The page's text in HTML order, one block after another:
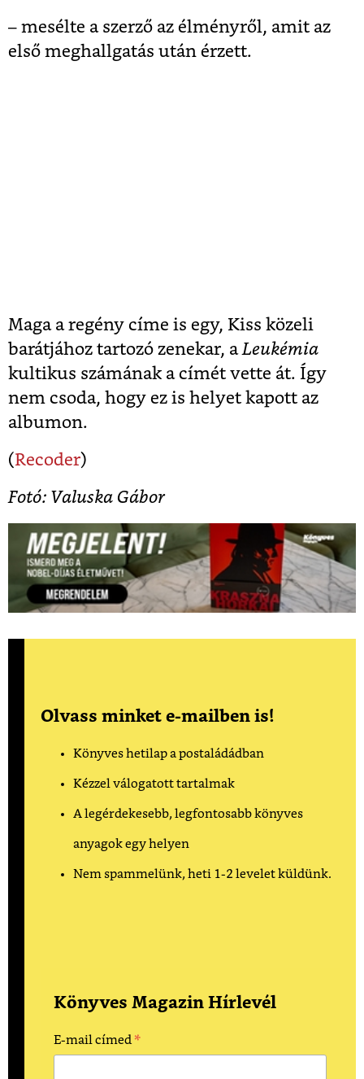
– mesélte a szerző az élményről, amit az
első meghallgatás után érzett.
Maga a regény címe is egy, Kiss közeli
barátjához tartozó zenekar, aLeukémia
kultikus számának a címét vette át. Így
nem csoda, hogy ez is helyet kapott az
albumon.
(Recoder)
Fotó: Valuska Gábor
Olvass minket e-mailben is!
Könyves hetilap a postaládádban
Kézzel válogatott tartalmak
A legérdekesebb, legfontosabb könyves
anyagok egy helyen
Nem spammelünk, heti 1-2 levelet küldünk.
Könyves Magazin Hírlevél
E-mail címed *